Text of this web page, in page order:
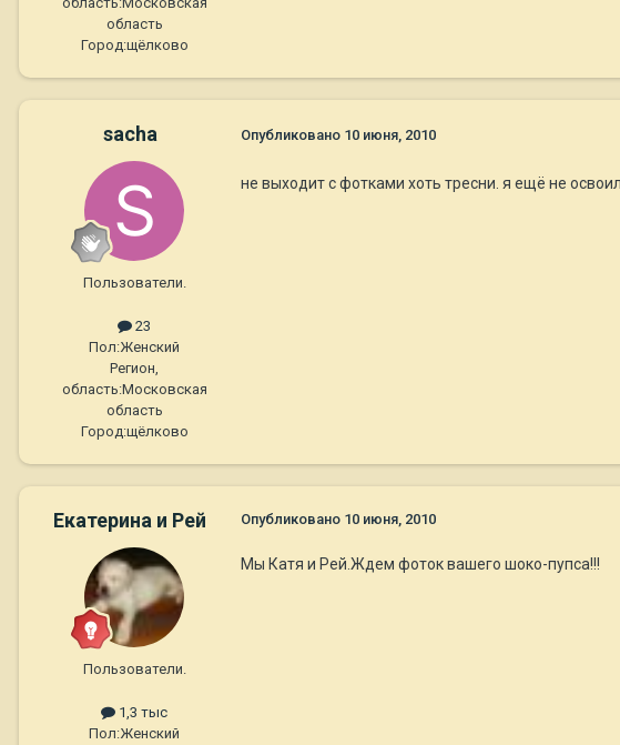
область
Город:щёлково
sacha
Пользователи.
23
Пол:Женский
Регион,
область:Московская
область
Город:щёлково
Опубликовано 10 июня, 2010
не выходит с фотками хоть тресни. я ещё не
Екатерина и Рей
Пользователи.
1,3 тыс
Пол:Женский
Опубликовано 10 июня, 2010
Мы Катя и Рей.Ждем фоток вашего шоко-пупса!!!